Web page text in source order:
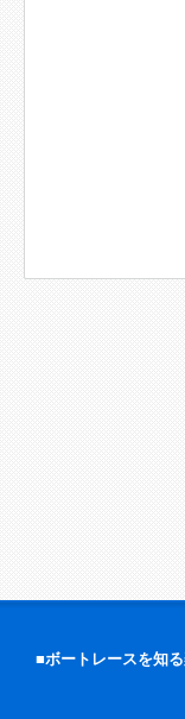
■ボートレースを知